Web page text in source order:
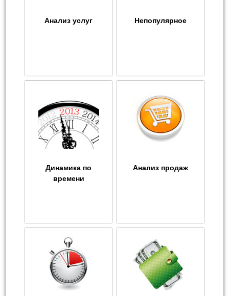
Анализ услуг Непопулярное
Динамика по
времени
Анализ продаж